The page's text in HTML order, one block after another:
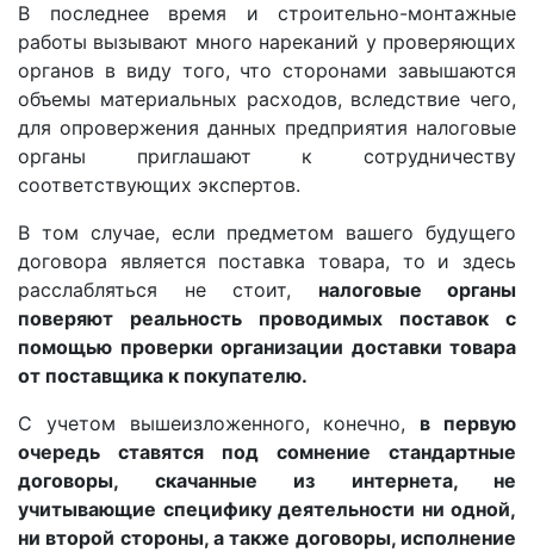
В последнее время и строительно-монтажные
работы вызывают много нареканий у проверяющих
органов в виду того, что сторонами завышаются
объемы материальных расходов, вследствие чего,
для опровержения данных предприятия налоговые
органы приглашают к сотрудничеству
соответствующих экспертов.
В том случае, если предметом вашего будущего
договора является поставка товара, то и здесь
расслабляться не стоит, налоговые органы
поверяют реальность проводимых поставок с
помощью проверки организации доставки товара
от поставщика к покупателю.
С учетом вышеизложенного, конечно, в первую
очередь ставятся под сомнение стандартные
договоры, скачанные из интернета, не
учитывающие специфику деятельности ни одной,
ни второй стороны, а также договоры, исполнение